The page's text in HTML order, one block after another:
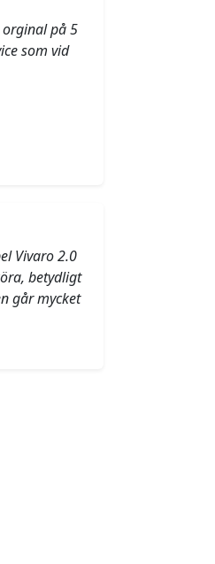
på 5
som vid
Vivaro 2.0
betydligt
går mycket